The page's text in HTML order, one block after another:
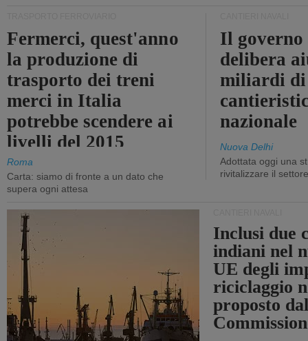
Fermerci, quest'anno
la produzione di
trasporto dei treni
merci in Italia
potrebbe scendere ai
livelli del 2015
Roma
Carta: siamo di fronte a un dato che
supera ogni attesa
Il
delibera
miliardi
nazionale
Nuova Delhi
Adottata oggi una
rivitalizzare il settore
Inclusi due
indiani nel
UE degli
riciclaggio
proposto